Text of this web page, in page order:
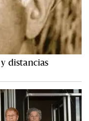
distancias